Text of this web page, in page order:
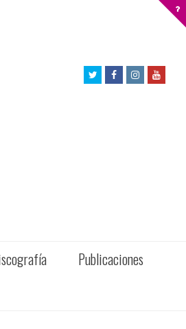
TwitterFacebookInstagram
Publicaciones